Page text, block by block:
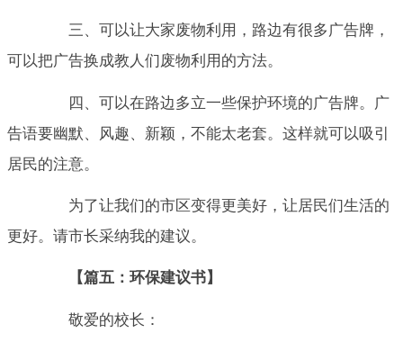
三、可以让大家废物利用，路边有很多广告牌，
可以把广告换成教人们废物利用的方法。
四、可以在路边多立一些保护环境的广告牌。广
告语要幽默、风趣、新颖，不能太老套。这样就可以吸引
居民的注意。
为了让我们的市区变得更美好，让居民们生活的
更好。请市长采纳我的建议。
【篇五：环保建议书】
敬爱的校长：